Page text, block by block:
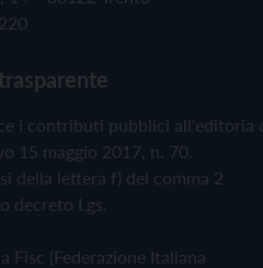
i contributi pubblici all'editoria
15 maggio 2017, n. 70.
della lettera f) del comma 2
decreto Lgs.
Fisc (Federazione Italiana